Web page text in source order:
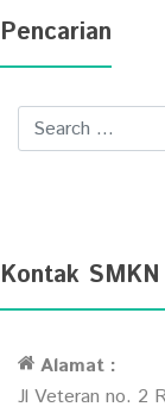
Pencarian
Kontak
Alamat :
Jl Veteran no. 2